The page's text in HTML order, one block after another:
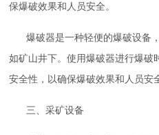
保爆破效果和人员安全。
爆破器是一种轻便的爆破设备
如矿山井下。使用爆破器进行爆破
安全性，以确保爆破效果和人员安
三、采矿设备